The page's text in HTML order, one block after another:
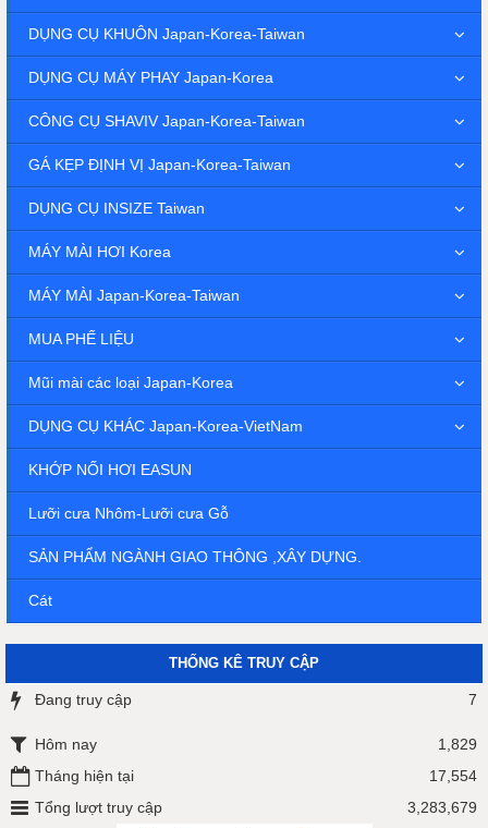
DỤNG CỤ KHUÔN Japan-Korea-Taiwan
DỤNG CỤ MÁY PHAY Japan-Korea
CÔNG CỤ SHAVIV Japan-Korea-Taiwan
GÁ KẸP ĐỊNH VỊ Japan-Korea-Taiwan
DỤNG CỤ INSIZE Taiwan
MÁY MÀI HƠI Korea
MÁY MÀI Japan-Korea-Taiwan
MUA PHẾ LIỆU
Mũi mài các loại Japan-Korea
DỤNG CỤ KHÁC Japan-Korea-VietNam
KHỚP NỐI HƠI EASUN
Lưỡi cưa Nhôm-Lưỡi cưa Gỗ
SẢN PHẨM NGÀNH GIAO THÔNG ,XÂY DỰNG.
Cát
THỐNG KÊ TRUY CẬP
Đang truy cập 7
Hôm nay
1,829
Tháng hiện tại
17,554
Tổng lượt truy cập
3,283,679